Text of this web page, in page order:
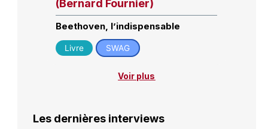
(Bernard Fournier)
Beethoven, l’indispensable
Livre SWAG
Voir plus
Les dernières interviews